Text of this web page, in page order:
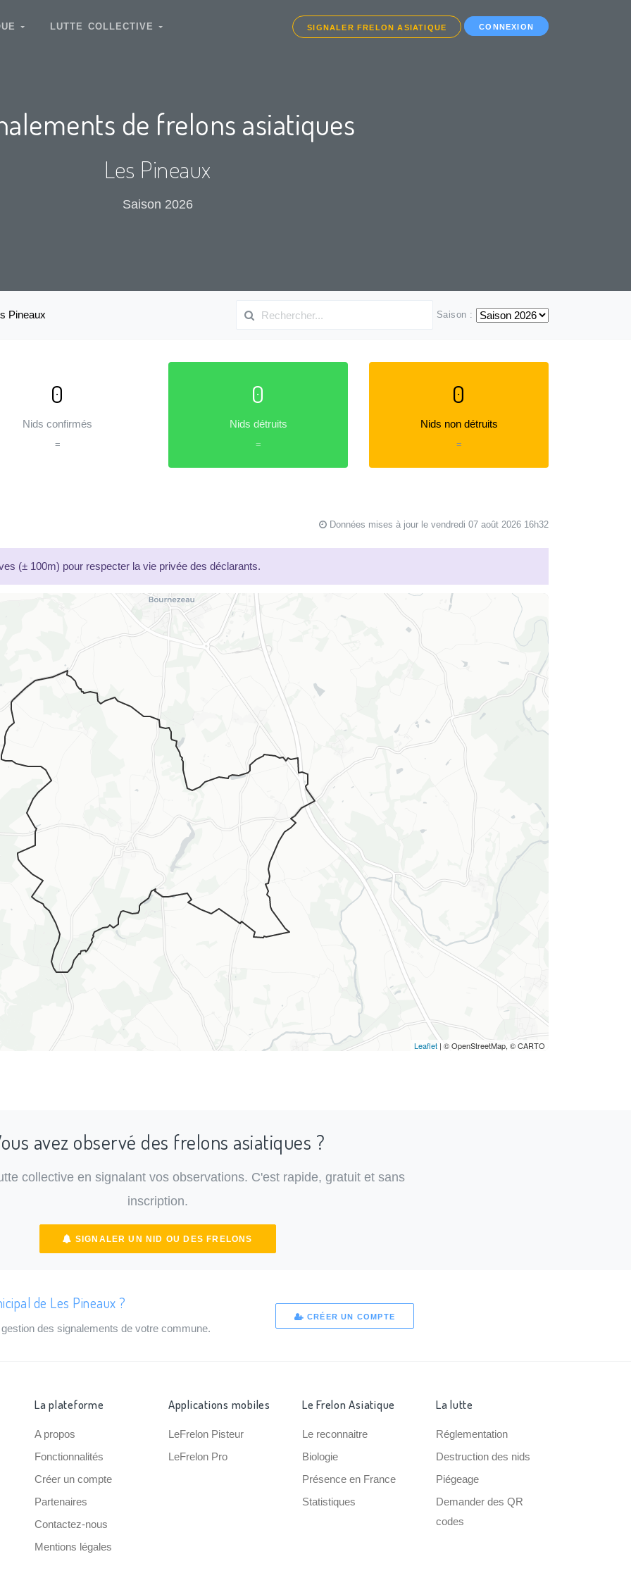
LUTTE COLLECTIVE SIGNALER FRELON ASIATIQUE CONNEXION
de frelons asiatiques
Les Pineaux
Saison 2026
Pineaux Saison :
0
Nids confirmés
=
0
Nids détruits
=
0
Nids non détruits
=
Données mises à jour le vendredi 07 août 2026 16h32
(± 100m) pour respecter la vie privée des déclarants.
Leaflet | © OpenStreetMap, © CARTO
avez observé des frelons asiatiques ?
collective en signalant vos observations. C'est rapide, gratuit et sans
inscription.
SIGNALER UN NID OU DES FRELONS
de Les Pineaux ?
des signalements de votre commune.
CRÉER UN COMPTE
La plateforme
A propos
Fonctionnalités
Créer un compte
Partenaires
Contactez-nous
Mentions légales
Applications mobiles
LeFrelon Pisteur
LeFrelon Pro
Le Frelon Asiatique
Le reconnaitre
Biologie
Présence en France
Statistiques
La lutte
Réglementation
Destruction des nids
Piégeage
Demander des QR
codes